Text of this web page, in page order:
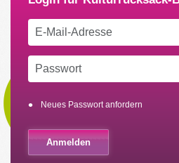
Neues Passwort anfordern